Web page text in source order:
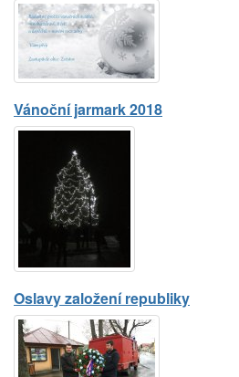
Vánoční jarmark 2018
Oslavy založení republiky